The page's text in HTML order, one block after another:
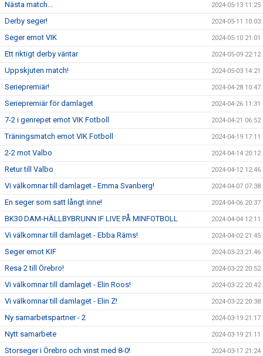
Nästa match... 2024-05-13 11:25
Derby seger! 2024-05-11 10:03
Seger emot VIK 2024-05-10 21:01
Ett riktigt derby väntar 2024-05-09 22:12
Uppskjuten match! 2024-05-03 14:21
Seriepremiär! 2024-04-28 10:47
Seriepremiär för damlaget 2024-04-26 11:31
7-2 i genrepet emot VIK Fotboll 2024-04-21 06:52
Träningsmatch emot VIK Fotboll 2024-04-19 17:11
2-2 mot Valbo 2024-04-14 20:12
Retur till Valbo 2024-04-12 12:46
Vi välkomnar till damlaget - Emma Svanberg! 2024-04-07 07:38
En seger som satt långt inne! 2024-04-06 20:37
BK30 DAM-HÄLLBYBRUNN IF LIVE PÅ MINFOTBOLL 2024-04-04 12:11
Vi välkomnar till damlaget - Ebba Räms! 2024-04-02 21:45
Seger emot KIF 2024-03-23 21:46
Resa 2 till Örebro! 2024-03-22 20:52
Vi välkomnar till damlaget - Elin Roos! 2024-03-22 20:42
Vi välkomnar till damlaget - Elin Z! 2024-03-22 20:38
Ny samarbetspartner - 2 2024-03-19 21:17
Nytt samarbete 2024-03-19 21:11
Storseger i Örebro och vinst med 8-0! 2024-03-17 21:24